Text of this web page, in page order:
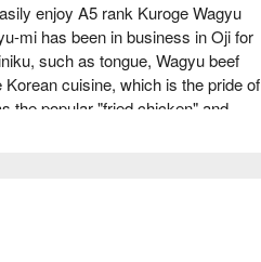
enjoy A5 rank Kuroge Wagyu
mi has been in business in Oji for
such as tongue, Wagyu beef
cuisine, which is the pride of
the popular "fried chicken" and